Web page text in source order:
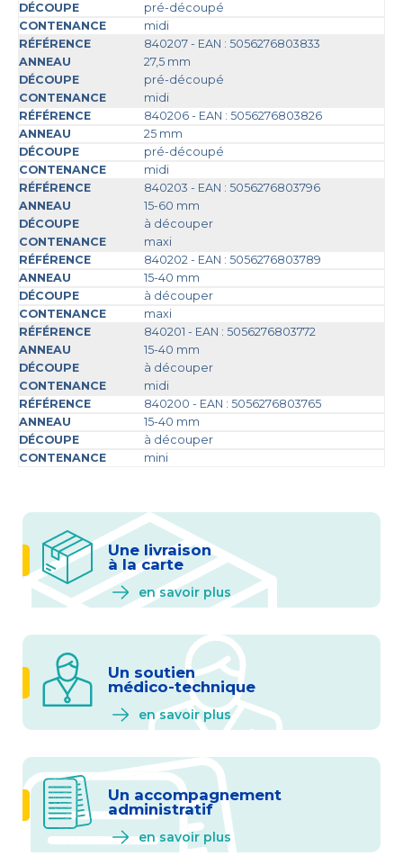
pré-découpé
midi
840207 - EAN : 5056276803833
27,5 mm
pré-découpé
midi
840206 - EAN : 5056276803826
25 mm
pré-découpé
midi
840203 - EAN : 5056276803796
15-60 mm
à découper
maxi
840202 - EAN : 5056276803789
15-40 mm
à découper
maxi
840201 - EAN : 5056276803772
15-40 mm
à découper
midi
840200 - EAN : 5056276803765
15-40 mm
à découper
mini
Une livraison
à la carte
en savoir plus
Un soutien
médico-technique
en savoir plus
Un accompagnement
administratif
en savoir plus